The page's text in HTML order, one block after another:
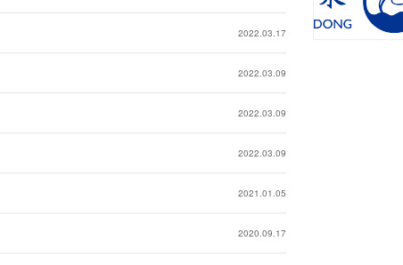
2022.03.17
2022.03.09
2022.03.09
2022.03.09
2021.01.05
2020.09.17